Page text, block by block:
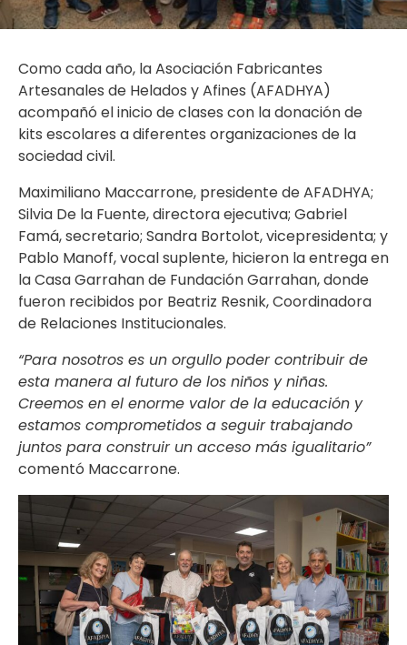
Como cada año, la Asociación Fabricantes
Artesanales de Helados y Afines (AFADHYA)
acompañó el inicio de clases con la donación de
kits escolares a diferentes organizaciones de la
sociedad civil.
Maximiliano Maccarrone, presidente de AFADHYA;
Silvia De la Fuente, directora ejecutiva; Gabriel
Famá, secretario; Sandra Bortolot, vicepresidenta; y
Pablo Manoff, vocal suplente, hicieron la entrega en
la Casa Garrahan de Fundación Garrahan, donde
fueron recibidos por Beatriz Resnik, Coordinadora
de Relaciones Institucionales.
“Para nosotros es un orgullo poder contribuir de
esta manera al futuro de los niños y niñas.
Creemos en el enorme valor de la educación y
estamos comprometidos a seguir trabajando
juntos para construir un acceso más igualitario”
comentó Maccarrone.